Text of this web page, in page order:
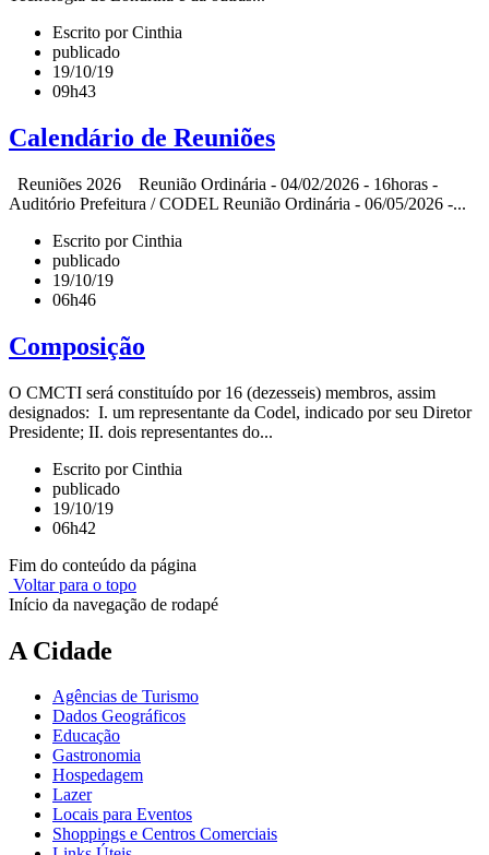
Escrito por Cinthia
publicado
19/10/19
09h43
Calendário de Reuniões
Reuniões 2026 Reunião Ordinária - 04/02/2026 - 16horas -
Auditório Prefeitura / CODEL Reunião Ordinária - 06/05/2026 -...
Escrito por Cinthia
publicado
19/10/19
06h46
Composição
O CMCTI será constituído por 16 (dezesseis) membros, assim
designados: I. um representante da Codel, indicado por seu Diretor
Presidente; II. dois representantes do...
Escrito por Cinthia
publicado
19/10/19
06h42
Fim do conteúdo da página
Voltar para o topo
Início da navegação de rodapé
A Cidade
Agências de Turismo
Dados Geográficos
Educação
Gastronomia
Hospedagem
Lazer
Locais para Eventos
Shoppings e Centros Comerciais